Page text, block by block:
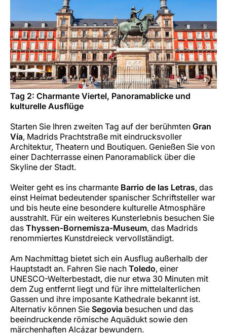
Tag 2: Charmante Viertel, Panoramablicke und
kulturelle Ausflüge
Starten Sie Ihren zweiten Tag auf der berühmten Gran
Vía, Madrids Prachtstraße mit eindrucksvoller
Architektur, Theatern und Boutiquen. Genießen Sie von
einer Dachterrasse einen Panoramablick über die
Skyline der Stadt.
Weiter geht es ins charmante Barrio de las Letras, das
einst Heimat bedeutender spanischer Schriftsteller war
und bis heute eine besondere kulturelle Atmosphäre
ausstrahlt. Für ein weiteres Kunsterlebnis besuchen Sie
das Thyssen-Bornemisza-Museum, das Madrids
renommiertes Kunstdreieck vervollständigt.
Am Nachmittag bietet sich ein Ausflug außerhalb der
Hauptstadt an. Fahren Sie nach Toledo, einer
UNESCO-Welterbestadt, die nur etwa 30 Minuten mit
dem Zug entfernt liegt und für ihre mittelalterlichen
Gassen und ihre imposante Kathedrale bekannt ist.
Alternativ können Sie Segovia besuchen und das
beeindruckende römische Aquädukt sowie den
märchenhaften Alcázar bewundern.